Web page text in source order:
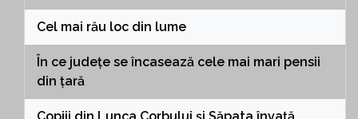
Cel mai rău loc din lume
În ce județe se încasează cele mai mari pensii
din țară